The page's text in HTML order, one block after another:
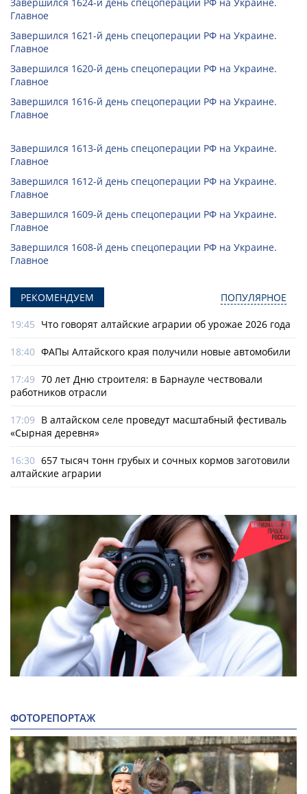
Главное
Завершился 1621-й день спецоперации РФ на Украине.
Главное
Завершился 1620-й день спецоперации РФ на Украине.
Главное
Завершился 1616-й день спецоперации РФ на Украине.
Главное
Завершился 1613-й день спецоперации РФ на Украине.
Главное
Завершился 1612-й день спецоперации РФ на Украине.
Главное
Завершился 1609-й день спецоперации РФ на Украине.
Главное
Завершился 1608-й день спецоперации РФ на Украине.
Главное
РЕКОМЕНДУЕМ ПОПУЛЯРНОЕ
19:45 Что говорят алтайские аграрии об урожае 2026 года
18:40 ФАПы Алтайского края получили новые автомобили
17:49 70 лет Дню строителя: в Барнауле чествовали
работников отрасли
17:09 В алтайском селе проведут масштабный фестиваль
«Сырная деревня»
16:30 657 тысяч тонн грубых и сочных кормов заготовили
алтайские аграрии
ФОТОРЕПОРТАЖ